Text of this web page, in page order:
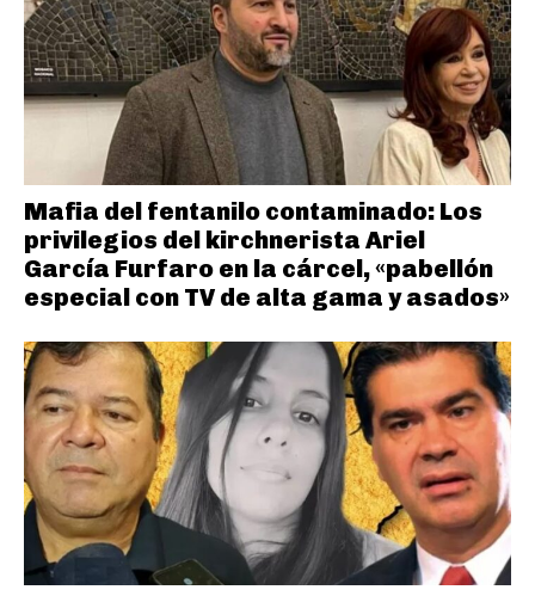
Mafia del fentanilo contaminado: Los
privilegios del kirchnerista Ariel
García Furfaro en la cárcel, «pabellón
especial con TV de alta gama y asados»